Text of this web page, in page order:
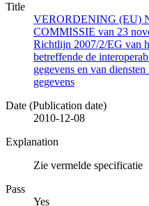
Title
VERORDENING (EU)
COMMISSIE van 23
Richtlijn 2007/2/EG van
betreffende de
gegevens en van
gegevens
Date (Publication date)
2010-12-08
Explanation
Zie vermelde specificatie
Pass
Yes